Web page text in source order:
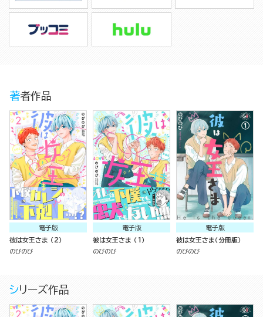
著者作品
電子版
彼は女王さま （2）
のびのび
電子版
彼は女王さま （1）
のびのび
電子版
彼は女王さま（分冊版）
のびのび
シリーズ作品